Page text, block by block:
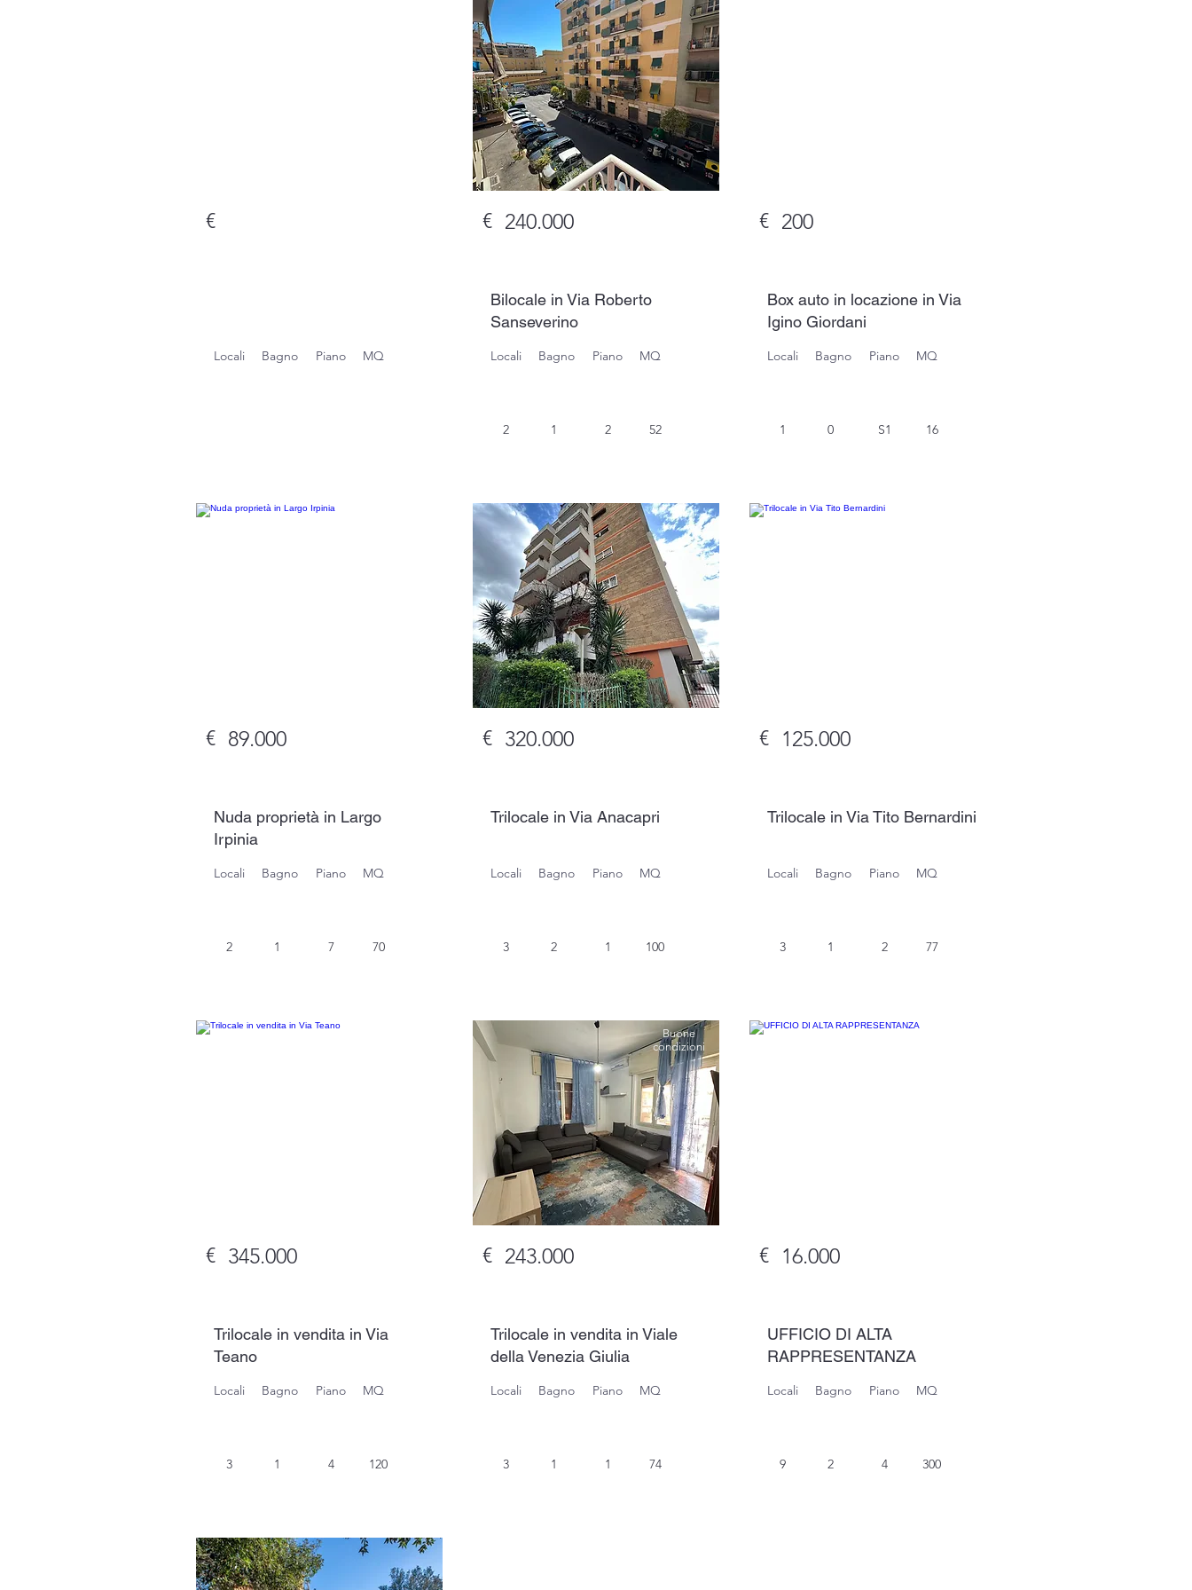
€
Locali Bagno Piano MQ
€ 89.000
Nuda proprietà in Largo
Irpinia
Locali Bagno Piano MQ
2 1 7 70
€ 345.000
Trilocale in vendita in Via
Teano
Locali Bagno Piano MQ
3 1 4 120
€ 240.000
Bilocale in Via Roberto
Sanseverino
Locali Bagno Piano MQ
2 1 2 52
€ 320.000
Trilocale in Via Anacapri
Locali Bagno Piano MQ
3 2 1 100
Buone
condizioni
€ 243.000
Trilocale in vendita in Viale
della Venezia Giulia
Locali Bagno Piano MQ
3 1 1 74
€ 200
Box auto in locazione in Via
Igino Giordani
Locali Bagno Piano MQ
1 0 S1 16
€ 125.000
Trilocale in Via Tito Bernardini
Locali Bagno Piano MQ
3 1 2 77
€ 16.000
UFFICIO DI ALTA
RAPPRESENTANZA
Locali Bagno Piano MQ
9 2 4 300